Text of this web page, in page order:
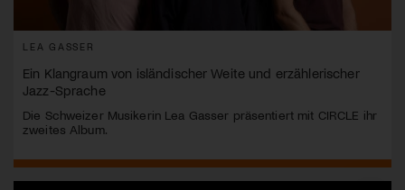
LEA GASSER
Ein Klangraum von isländischer Weite und erzählerischer
Jazz-Sprache
Die Schweizer Musikerin Lea Gasser präsentiert mit CIRCLE ihr
zweites Album.